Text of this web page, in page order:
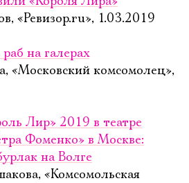
«Ревизор.ru», 1.03.2019
на галерах
«Московский комсомолец»,
Лир» 2019 в театре
Фоменко» в Москве:
на Волге
«Комсомольская